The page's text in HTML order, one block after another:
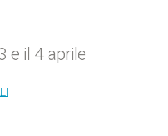
e il 4 aprile